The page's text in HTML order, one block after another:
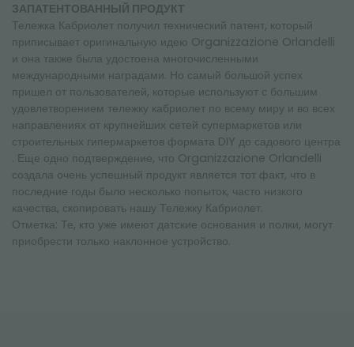
ЗАПАТЕНТОВАННЫЙ ПРОДУКТ
Тележка Кабриолет получил технический патент, который
приписывает оригинальную идею Organizzazione Orlandelli
и она также была удостоена многочисленными
международными наградами. Но самый большой успех
пришел от пользователей, которые используют с большим
удовлетворением тележку кабриолет по всему миру и во всех
направлениях от крупнейших сетей супермаркетов или
строительных гипермаркетов формата DIY до садового центра
. Еще одно подтверждение, что Organizzazione Orlandelli
создала очень успешный продукт является тот факт, что в
последние годы было несколько попыток, часто низкого
качества, скопировать нашу Тележку Кабриолет.
Отметка: Те, кто уже имеют датские основания и полки, могут
приобрести только наклонное устройство.